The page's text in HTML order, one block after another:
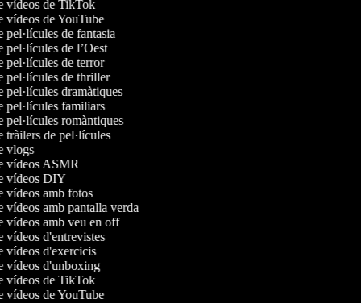
vídeos de TikTok
vídeos de YouTube
pel·lícules de fantasia
pel·lícules de l’Oest
pel·lícules de terror
pel·lícules de thriller
pel·lícules dramàtiques
pel·lícules familiars
pel·lícules romàntiques
tràilers de pel·lícules
vlogs
vídeos ASMR
vídeos DIY
vídeos amb fotos
vídeos amb pantalla verda
vídeos amb veu en off
vídeos d'entrevistes
vídeos d'exercicis
vídeos d'unboxing
vídeos de TikTok
vídeos de YouTube